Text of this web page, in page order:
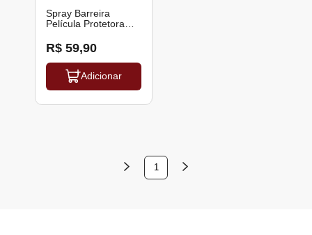
Spray Barreira
Película Protetora
Missner
R$ 59,90
Adicionar
1